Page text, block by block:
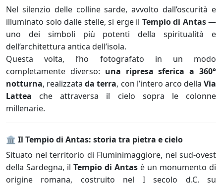
Nel silenzio delle colline sarde, avvolto dall’oscurità e
illuminato solo dalle stelle, si erge il Tempio di Antas—
uno dei simboli più potenti della spiritualità e
dell’architettura antica dell’isola.
Questa volta, l’ho fotografato in un modo
completamente diverso: una ripresa sferica a 360°
notturna, realizzatada terra, con l’intero arco della Via
Lattea che attraversa il cielo sopra le colonne
millenarie.
🏛 Il Tempio di Antas: storia tra pietra e cielo
Situato nel territorio di Fluminimaggiore, nel sud-ovest
della Sardegna, il Tempio di Antas è un monumento di
origine romana, costruito nel I secolo d.C. su